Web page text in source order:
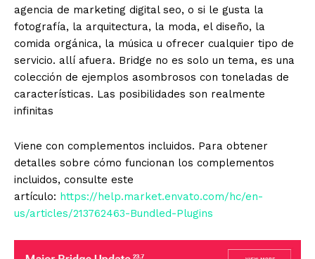
agencia de marketing digital seo, o si le gusta la
fotografía, la arquitectura, la moda, el diseño, la
comida orgánica, la música u ofrecer cualquier tipo de
servicio. allí afuera. Bridge no es solo un tema, es una
colección de ejemplos asombrosos con toneladas de
características. Las posibilidades son realmente
infinitas
Viene con complementos incluidos. Para obtener
detalles sobre cómo funcionan los complementos
incluidos, consulte este
artículo: https://help.market.envato.com/hc/en-
us/articles/213762463-Bundled-Plugins